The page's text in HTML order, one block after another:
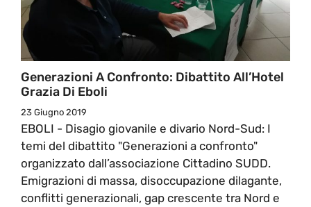
Generazioni A Confronto: Dibattito All’Hotel
Grazia Di Eboli
23 Giugno 2019
EBOLI - Disagio giovanile e divario Nord-Sud: I
temi del dibattito "Generazioni a confronto"
organizzato dall’associazione Cittadino SUDD.
Emigrazioni di massa, disoccupazione dilagante,
conflitti generazionali, gap crescente tra Nord e